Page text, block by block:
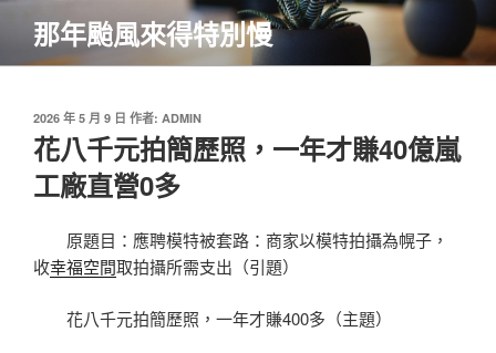
主
那年颱風來得特別慢
發
佈
於
2026 年 5 月 9 日 作者: ADMIN
花八千元拍簡歷照，一年才賺40億嵐
工廠直營0多
原題目：應聘模特被套路：商家以模特拍攝為幌子，
收幸福空間取拍攝所需支出（引題）
花八千元拍簡歷照，一年才賺400多（主題）